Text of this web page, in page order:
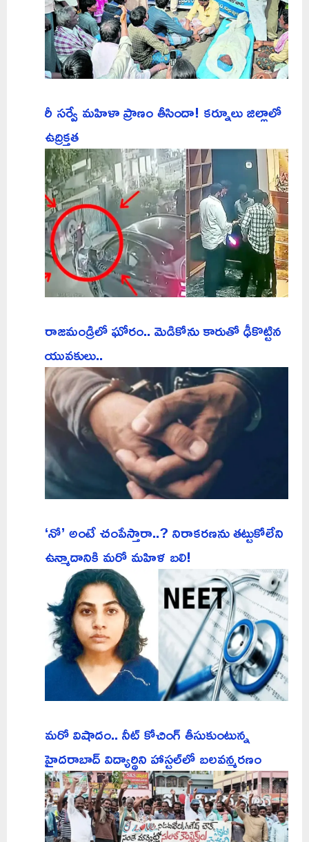
రీ సర్వే మహిళా ప్రాణం తీసిందా! కర్నూలు జిల్లాలో
ఉద్రిక్తత
రాజమండ్రిలో ఘోరం.. మెడికోను కారుతో ఢీకొట్టిన
యువకులు..
‘నో’ అంటే చంపేస్తారా..? నిరాకరణను తట్టుకోలేని
ఉన్మాదానికి మరో మహిళ బలి!
మరో విషాదం.. నీట్ కోచింగ్ తీసుకుంటున్న
హైదరాబాద్ విద్యార్థిని హాస్టల్‌లో బలవన్మరణం